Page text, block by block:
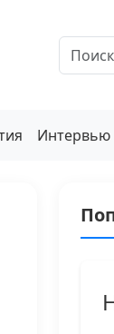
Интервью